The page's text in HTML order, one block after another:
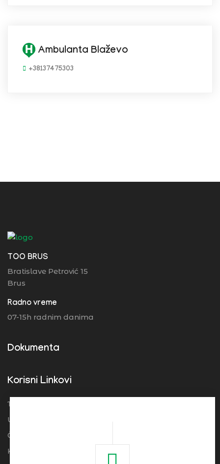
Ambulanta Blaževo
+38137475303
TOO BRUS
Bratislave Petrović 15
Brus
Radno vreme
07-15h radnim danima
Dokumenta
Korisni Linkovi
Turistička organizacija Srbije
Ugostitelji
Često postavljena pitanja
Kolačići